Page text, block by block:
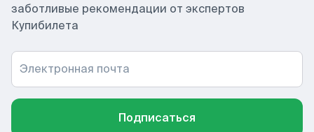
заботливые рекомендации от экспертов
Купибилета
Электронная почта
Подписаться